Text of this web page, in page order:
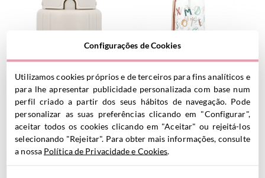
Tampa Garrafa Plástico
Personalizável Warner Super
Heróis
2.50 €
VER PRODUTO
Garrafa Plástico Funny
Letters Personalizável
8.95€
VER PRODUTO
Personalizável Personalizável
Configurações de Cookies
Utilizamos cookies próprios e de terceiros para fins analíticos e
para lhe apresentar publicidade personalizada com base num
perfil criado a partir dos seus hábitos de navegação. Pode
personalizar as suas preferências clicando em "Configurar",
aceitar todos os cookies clicando em "Aceitar" ou rejeitá-los
selecionando "Rejeitar". Para obter mais informações, consulte
a nossa Política de Privacidade e Cookies.